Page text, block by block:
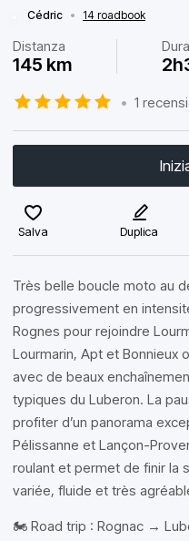
Cédric • 14 roadbook
Distanza
145 km
• 1
Salva Duplica
Très belle boucle moto au
progressivement en
Rognes pour rejoindre
Lourmarin, Apt et Bonnieux
avec de beaux
typiques du Luberon. La
profiter d’un panorama
Pélissanne et Lançon-
roulant et permet de finir la
variée, fluide et très
🏍️ Road trip : Rognac →